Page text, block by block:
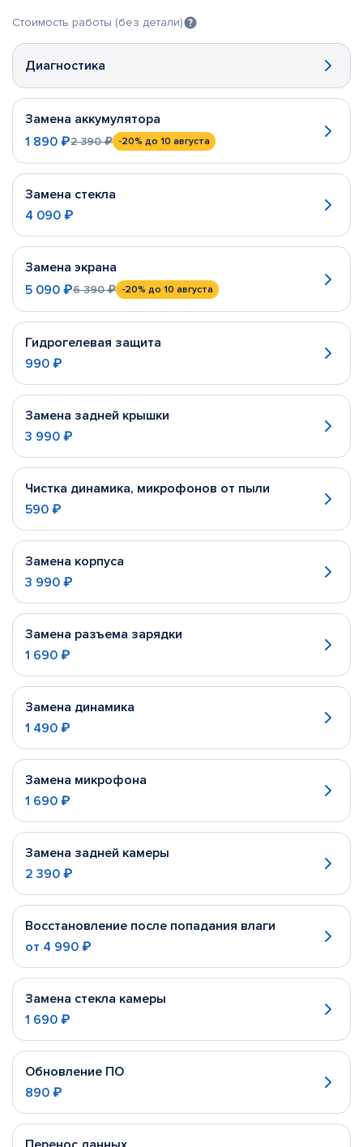
Стоимость работы (без детали)
Диагностика
Замена аккумулятора
1 890 ₽2 390 ₽ -20% до 10 августа
Замена стекла
4 090 ₽
Замена экрана
5 090 ₽6 390 ₽ -20% до 10 августа
Гидрогелевая защита
990 ₽
Замена задней крышки
3 990 ₽
Чистка динамика, микрофонов от пыли
590 ₽
Замена корпуса
3 990 ₽
Замена разъема зарядки
1 690 ₽
Замена динамика
1 490 ₽
Замена микрофона
1 690 ₽
Замена задней камеры
2 390 ₽
Восстановление после попадания влаги
от 4 990 ₽
Замена стекла камеры
1 690 ₽
Обновление ПО
890 ₽